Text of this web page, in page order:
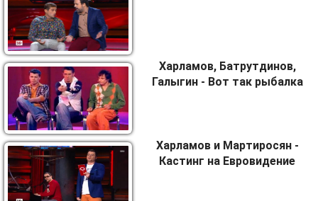
Харламов, Батрутдинов,
Галыгин - Вот так рыбалка
Харламов и Мартиросян -
Кастинг на Евровидение